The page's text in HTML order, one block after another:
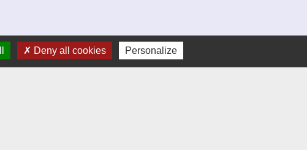
Jumelages
Deny all cookies Personalize